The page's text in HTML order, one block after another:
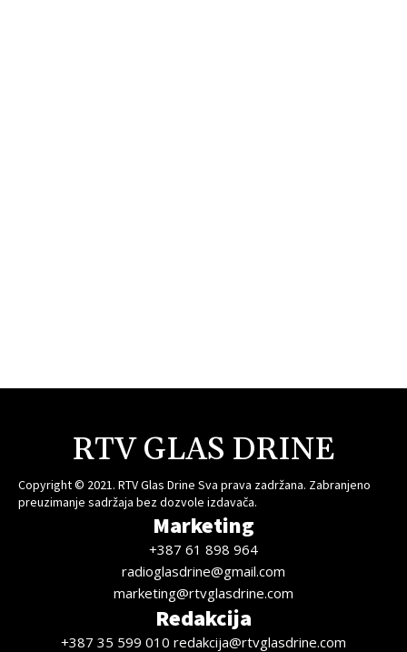
RTV GLAS DRINE
Copyright © 2021. RTV Glas Drine Sva prava zadržana. Zabranjeno
preuzimanje sadržaja bez dozvole izdavača.
Marketing
+387 61 898 964
radioglasdrine@gmail.com
marketing@rtvglasdrine.com
Redakcija
+387 35 599 010 redakcija@rtvglasdrine.com